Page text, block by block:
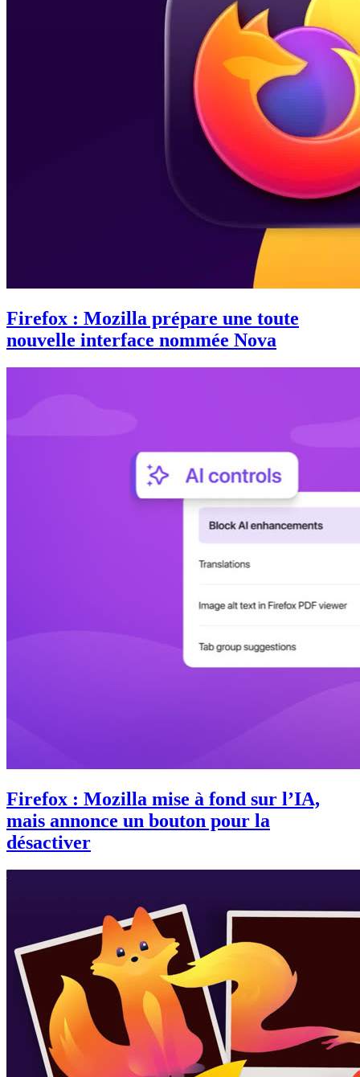
Firefox : Mozilla prépare une toute
nouvelle interface nommée Nova
Firefox : Mozilla mise à fond sur l’IA,
mais annonce un bouton pour la
désactiver